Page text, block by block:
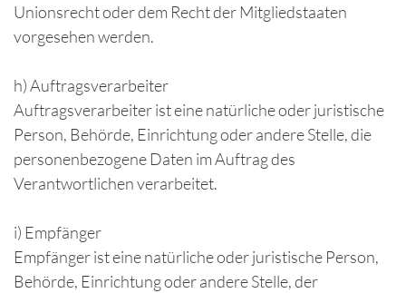
Unionsrecht oder dem Recht der Mitgliedstaaten
vorgesehen werden.
h) Auftragsverarbeiter
Auftragsverarbeiter ist eine natürliche oder juristische
Person, Behörde, Einrichtung oder andere Stelle, die
personenbezogene Daten im Auftrag des
Verantwortlichen verarbeitet.
i) Empfänger
Empfänger ist eine natürliche oder juristische Person,
Behörde, Einrichtung oder andere Stelle, der